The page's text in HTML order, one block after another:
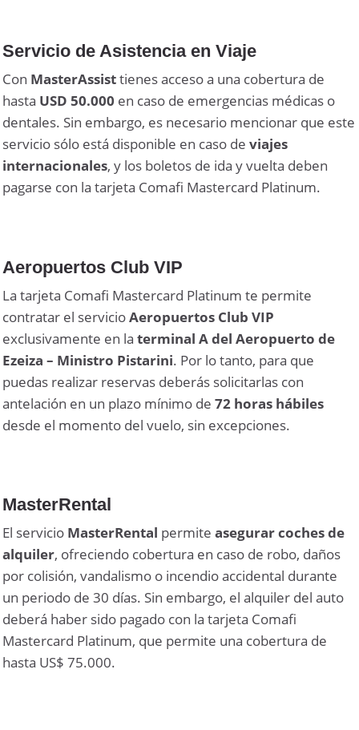
Servicio de Asistencia en Viaje
Con MasterAssisttienes acceso a una cobertura de
hasta USD 50.000 en caso de emergencias médicas o
dentales. Sin embargo, es necesario mencionar que este
servicio sólo está disponible en caso deviajes
internacionales, y los boletos de ida y vuelta deben
pagarse con la tarjeta Comafi Mastercard Platinum.
Aeropuertos Club VIP
La tarjeta Comafi Mastercard Platinum te permite
contratar el servicioAeropuertos Club VIP
exclusivamente en laterminal A del Aeropuerto de
Ezeiza – Ministro Pistarini. Por lo tanto, para que
puedas realizar reservas deberás solicitarlas con
antelación en un plazo mínimo de72 horas hábiles
desde el momento del vuelo, sin excepciones.
MasterRental
El servicio MasterRental permiteasegurar coches de
alquiler, ofreciendo cobertura en caso de robo, daños
por colisión, vandalismo o incendio accidental durante
un periodo de 30 días. Sin embargo, el alquiler del auto
deberá haber sido pagado con la tarjeta Comafi
Mastercard Platinum, que permite una cobertura de
hasta US$ 75.000.